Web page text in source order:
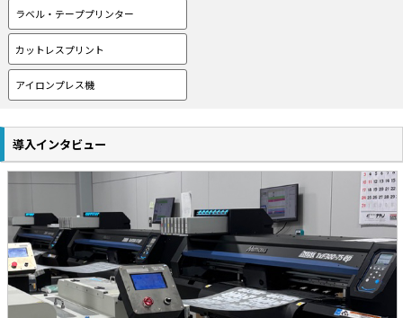
ラベル・テーププリンター
カットレスプリント
アイロンプレス機
導入インタビュー